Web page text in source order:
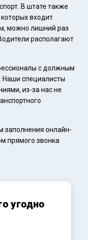
В штате также
входит
можно лишний раз
располагают
с должным
Наши специалисты
из-за нас не
заполнения онлайн-
прямого звонка
угодно